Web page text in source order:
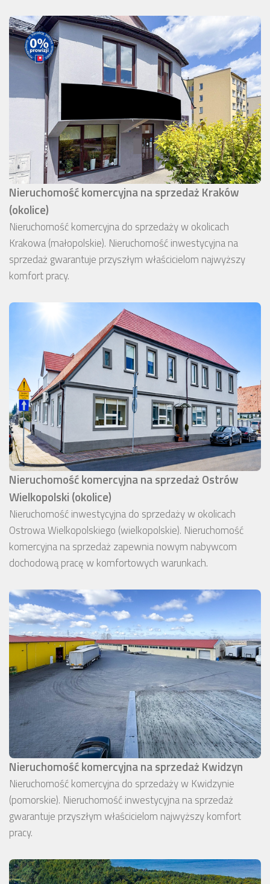
Nieruchomość komercyjna na sprzedaż Kraków
(okolice)
Nieruchomość komercyjna do sprzedaży w okolicach
Krakowa (małopolskie). Nieruchomość inwestycyjna na
sprzedaż gwarantuje przyszłym właścicielom najwyższy
komfort pracy.
Nieruchomość komercyjna na sprzedaż Ostrów
Wielkopolski (okolice)
Nieruchomość inwestycyjna do sprzedaży w okolicach
Ostrowa Wielkopolskiego (wielkopolskie). Nieruchomość
komercyjna na sprzedaż zapewnia nowym nabywcom
dochodową pracę w komfortowych warunkach.
Nieruchomość komercyjna na sprzedaż Kwidzyn
Nieruchomość komercyjna do sprzedaży w Kwidzynie
(pomorskie). Nieruchomość inwestycyjna na sprzedaż
gwarantuje przyszłym właścicielom najwyższy komfort
pracy.